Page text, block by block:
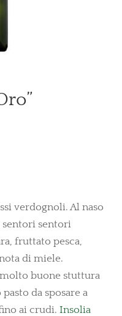
verdognoli. Al naso
sentori sentori
fruttato pesca,
di miele.
molto buone stuttura
da sposare a
ai crudi. Insolia